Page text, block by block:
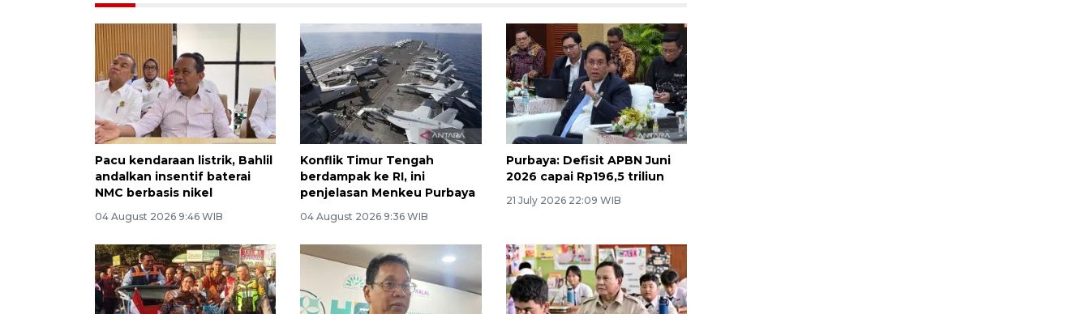
Pacu kendaraan listrik, Bahlil
andalkan insentif baterai
NMC berbasis nikel
04 August 2026 9:46 WIB
Konflik Timur Tengah
berdampak ke RI, ini
penjelasan Menkeu Purbaya
04 August 2026 9:36 WIB
Purbaya: Defisit APBN Juni
2026 capai Rp196,5 triliun
21 July 2026 22:09 WIB